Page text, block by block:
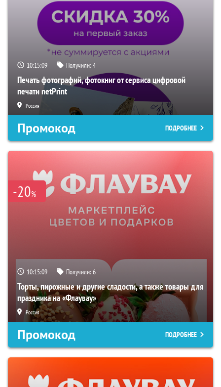
10:15:08 Получили:4
Печать фотографий, фотокниг от сервиса цифровой
печати netPrint
Россия
Промокод ПОДРОБНЕЕ
-20%
10:15:08 Получили:6
Торты, пирожные и другие сладости, а также товары для
праздника на «Флаувау»
Россия
Промокод ПОДРОБНЕЕ